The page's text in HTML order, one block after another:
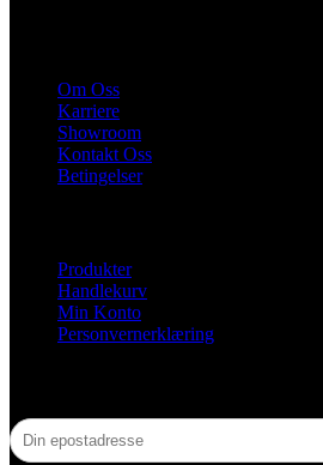
Om Oss
Karriere
Showroom
Kontakt Oss
Betingelser
Produkter
Handlekurv
Min Konto
Personvernerklæring